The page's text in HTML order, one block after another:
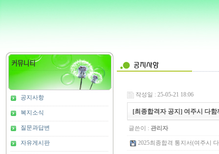
공지사항
복지소식
질문과답변
자유게시판
작성일 : 25-05-21 18:06
[최종합격자 공지] 여주시 다
글쓴이 : 관리자
2025최종합격 통지서(여주시